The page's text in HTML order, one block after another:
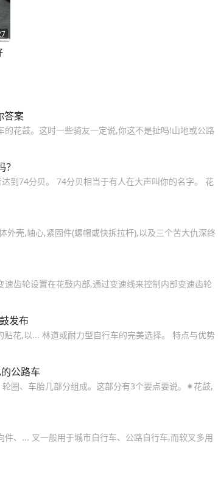
答案
花鼓。这时一些骑友一定说,你这不是扯吗!山地或公路
到74分贝。 74分贝相当于有人在大声叫你的名字。 花
壳,轴心,紧固件(螺帽或快拆拉杆),以及三个苦大仇深终
齿轮设置在花鼓内部,通过变速线来控制内部变速齿轮
发布
花,以... 林道或耐力型自行车的完美选择。 特点与优势
公路车
圈、车胎几部分组成。这部分有3个要点要说。✷花鼓,
、... 叉一般用于城市自行车、公路自行车,而软叉多用